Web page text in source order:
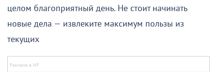
целом благоприятный день. Не стоит начинать
новые дела — извлеките максимум пользы из
текущих